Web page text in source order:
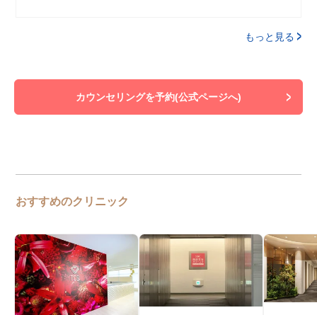
もっと見る
カウンセリングを予約(公式ページへ)
おすすめのクリニック